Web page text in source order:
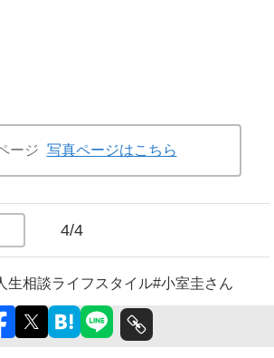
ージ 写真ページはこちら
4/4
生相談ライフスタイル#小室圭さん